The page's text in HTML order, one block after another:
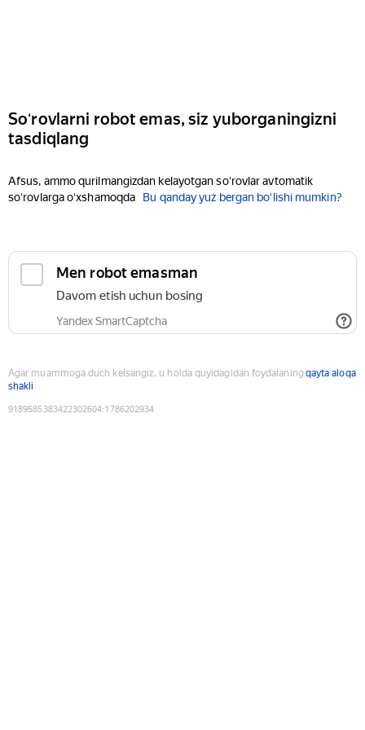
Soʻrovlarni robot emas, siz yuborganingizni
tasdiqlang
Afsus, ammo qurilmangizdan kelayotgan soʻrovlar avtomatik
soʻrovlarga oʻxshamoqda
Bu qanday yuz bergan boʻlishi mumkin?
Men robot emasman
Davom etish uchun bosing
Yandex SmartCaptcha
Agar muammoga duch kelsangiz, u holda quyidagidan foydalaning qayta aloqa
shakli
9189585383422302604:1786202934